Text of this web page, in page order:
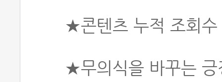
★콘텐츠 누적 조회
★무의식을 바꾸는